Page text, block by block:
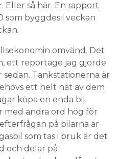
Eller så här. En rapport
som byggdes i veckan
omvänd. Det
ett reportage jag gjorde
Tankstationerna är
ett helt nät av dem
köpa en enda bil.
med andra ord hög för
på bilarna är
som tas i bruk är det
och delar på